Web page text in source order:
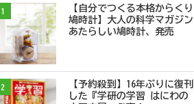
1
【自分でつくる本格からくり
鳩時計】大人の科学マガジン
あたらしい鳩時計、発売
2
【予約殺到】16年ぶりに復刊
した『学研の学習 はにわの